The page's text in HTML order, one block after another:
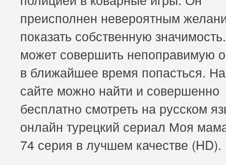
преисполнен невероятным
показать собственную
может совершить непоправимую
в ближайшее время попасться.
сайте можно найти и совершенно
бесплатно смотреть на русском
онлайн турецкий сериал Моя
74 серия в лучшем качестве (HD).